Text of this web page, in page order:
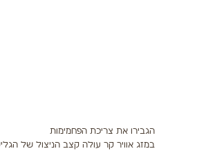
בריאות
הגבירו את צריכת הפחמימות
במזג אוויר קר עולה קצב הניצול של